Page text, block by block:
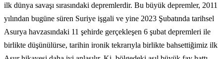
ilk dünya savaşı sırasındaki depremlerdir. Bu büyük depremler, 2011
yılından bugüne süren Suriye işgali ve yine 2023 Şubatında tarihsel
Asurya havzasındaki 11 şehirde gerçekleşen 6 şubat depremleri ile
birlikte düşünülürse, tarihin ironik tekrarıyla birlikte bahsettiğimiz ilk